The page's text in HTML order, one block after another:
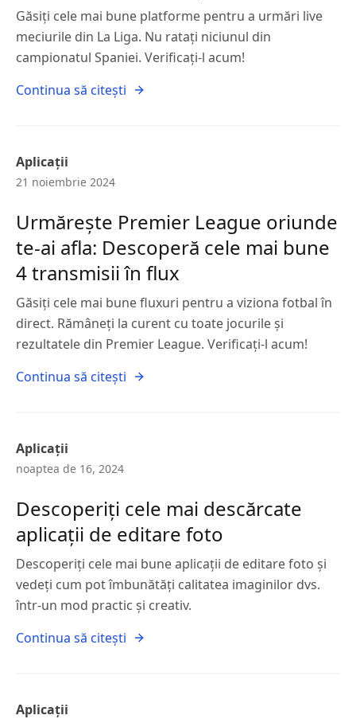
Găsiți cele mai bune platforme pentru a urmări live
meciurile din La Liga. Nu ratați niciunul din
campionatul Spaniei. Verificați-l acum!
Continua să citești
Aplicații
21 noiembrie 2024
Urmărește Premier League oriunde
te-ai afla: Descoperă cele mai bune
4 transmisii în flux
Găsiți cele mai bune fluxuri pentru a viziona fotbal în
direct. Rămâneți la curent cu toate jocurile și
rezultatele din Premier League. Verificați-l acum!
Continua să citești
Aplicații
noaptea de 16, 2024
Descoperiți cele mai descărcate
aplicații de editare foto
Descoperiți cele mai bune aplicații de editare foto și
vedeți cum pot îmbunătăți calitatea imaginilor dvs.
într-un mod practic și creativ.
Continua să citești
Aplicații